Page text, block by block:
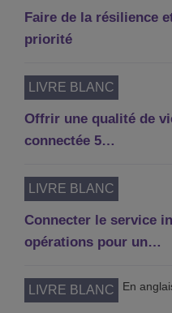
Faire de la résilience
priorité
LIVRE BLANC
Offrir une qualité de
connectée 5…
LIVRE BLANC
Connecter le service
opérations pour un…
LIVRE BLANC En